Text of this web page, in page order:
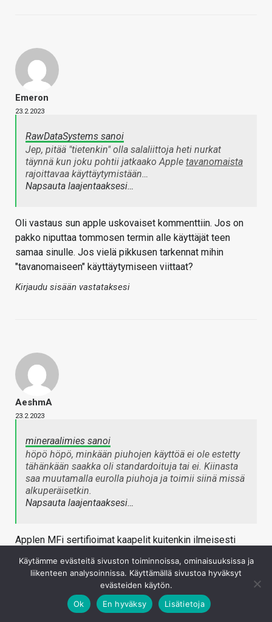
Emeron
23.2.2023
RawDataSystems sanoi
Jep, pitää "tietenkin" olla salaliittoja heti nurkat
täynnä kun joku pohtii jatkaako Apple tavanomaista
rajoittavaa käyttäytymistään…
Napsauta laajentaaksesi…
Oli vastaus sun apple uskovaiset kommenttiin. Jos on
pakko niputtaa tommosen termin alle käyttäjät teen
samaa sinulle. Jos vielä pikkusen tarkennat mihin
"tavanomaiseen" käyttäytymiseen viittaat?
Kirjaudu sisään vastataksesi
AeshmA
23.2.2023
mineraalimies sanoi
höpö höpö, minkään piuhojen käyttöä ei ole estetty
tähänkään saakka oli standardoituja tai ei. Kiinasta
saa muutamalla eurolla piuhoja ja toimii siinä missä
alkuperäisetkin.
Napsauta laajentaaksesi…
Applen MFi sertifioimat kaapelit kuitenkin ilmeisesti
kyvyistä (?), joten vastaavaa on mahdollisesti
odotettavissa myös tuleviin USB-C piuhoihin, kuten
ylempänä olin jo linkittänyt.
Kiinalainen kaapeli
saattaa toimia
normaalisti, mutta tullut
Käytämme evästeitä sivuston toiminnoissa, ominaisuuksissa ja
liikenteen analysoinnissa. Käyttämällä sivustoa hyväksyt
evästeiden käytön.
Ok
En hyväksy Lisätietoja